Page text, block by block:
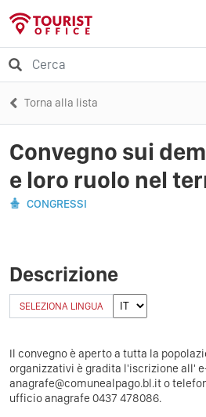
Torna alla lista
Convegno sui
e loro ruolo nel
CONGRESSI
Descrizione
SELEZIONA LINGUA
Il convegno è aperto a tutta la
organizzativi è gradita l'iscrizione all'
anagrafe@comunealpago.bl.it o
ufficio anagrafe 0437 478086.